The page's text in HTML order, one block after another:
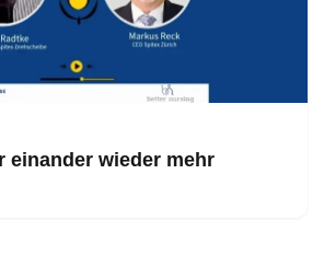
einander wieder mehr